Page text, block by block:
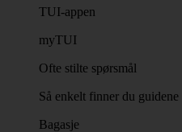
TUI-appen
myTUI
Ofte stilte spørsmål
Så enkelt finner du guidene
Bagasje